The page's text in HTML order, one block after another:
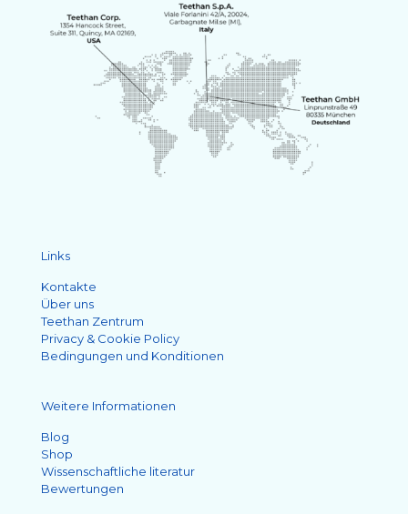
Links
Kontakte
Über uns
Teethan Zentrum
Privacy & Cookie Policy
Bedingungen und Konditionen
Weitere Informationen
Blog
Shop
Wissenschaftliche literatur
Bewertungen